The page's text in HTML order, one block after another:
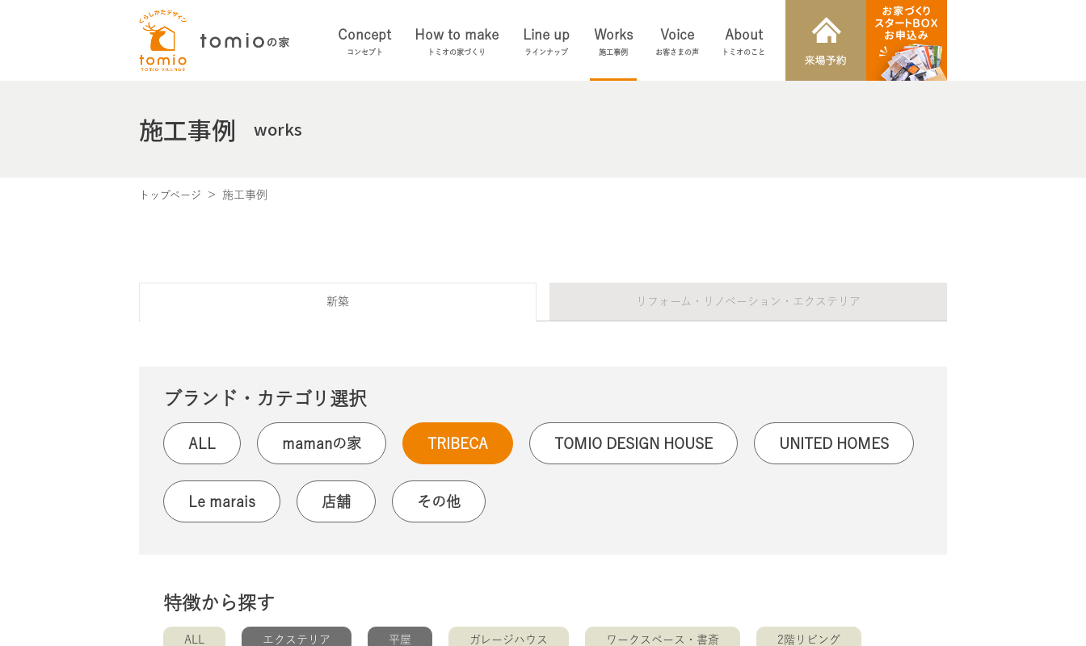
Concept
コンセプト
How to make
トミオの家づくり
Line up
ラインナップ
Works
施工事例
Voice
お客さまの声
About
トミオのこと
施工事例 works
トップページ 施工事例
新築 リフォーム・リノベーション・エクステリア
ブランド・カテゴリ選択
ALL mamanの家 TRIBECA TOMIO DESIGN HOUSE UNITED HOMES
Le marais 店舗 その他
特徴から探す
ALL エクステリア 平屋 ガレージハウス ワークスペース・書斎 2階リビング